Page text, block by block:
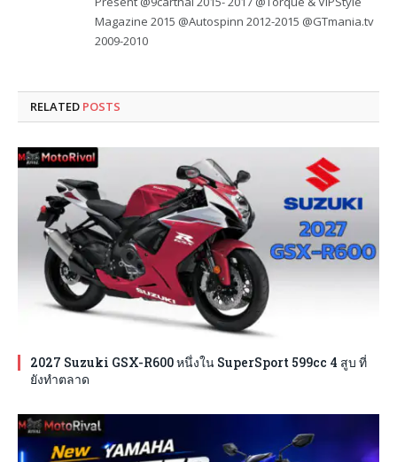
Magazine 2015 @Autospinn 2012-2015 @GTmania.tv
2009-2010
RELATED POSTS
2027 Suzuki GSX-R600 หนึ่งใน SuperSport 599cc 4 สูบ ที่
ยังทำตลาด